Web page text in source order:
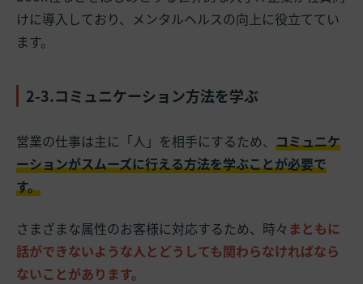
けに導入しており、メンタルヘルスの向上に役立ててい
ます。
2-3.コミュニケーション方法を学ぶ
営業の仕事は主に「人」を相手にするため、 コミュニケ
ーションがスムーズに行える方法を学ぶことが必要で
す。
さまざまな属性のお客様に対応するため、時々 まともに
話ができないような人とどうしても関わらなければなら
ないことがあります。